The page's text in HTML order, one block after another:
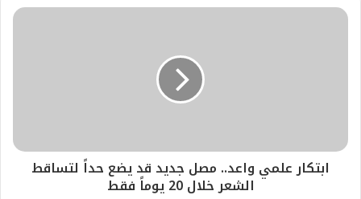
ابتكار علمي واعد.. مصل جديد قد يضع حداً لتساقط
الشعر خلال 20 يوماً فقط